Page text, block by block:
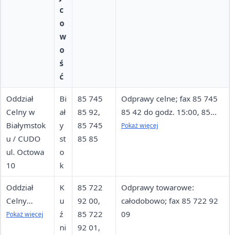
c
o
w
o
ś
ć
Oddział
Celny w
Białymstok
u / CUDO
ul. Octowa
10
Bi
ał
y
st
o
k
85 745
85 92,
85 745
85 85
Odprawy celne; fax 85 745
85 42 do godz. 15:00, 85
745 86 09 po godz. 15:00
Pokaż więcej
Oddział
Celny
Kolejowy w
Pokaż więcej
K
u
ź
ni
85 722
92 00,
85 722
92 01,
Odprawy towarowe:
całodobowo; fax 85 722 92
09